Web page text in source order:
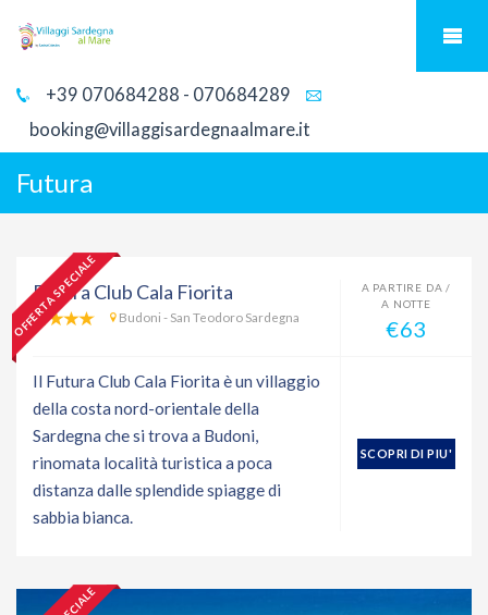
+39 070684288 - 070684289
booking@villaggisardegnaalmare.it
Futura
OFFERTA SPECIALE
Futura Club Cala Fiorita
Budoni - San Teodoro Sardegna
A PARTIRE DA /
A NOTTE
€63
Il Futura Club Cala Fiorita è un villaggio
della costa nord-orientale della
Sardegna che si trova a Budoni,
rinomata località turistica a poca
distanza dalle splendide spiagge di
sabbia bianca.
SCOPRI DI PIU'